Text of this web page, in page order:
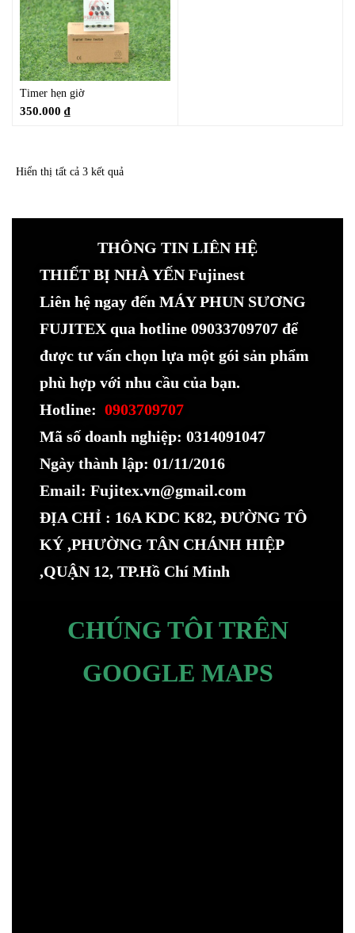
Timer hẹn giờ
350.000 ₫
Hiển thị tất cả 3 kết quả
THÔNG TIN LIÊN HỆ
THIẾT BỊ NHÀ YẾN Fujinest
Liên hệ ngay đến MÁY PHUN SƯƠNG
FUJITEX qua hotline 09033709707 để
được tư vấn chọn lựa một gói sản phẩm
phù hợp với nhu cầu của bạn.
Hotline: 0903709707
Mã số doanh nghiệp: 0314091047
Ngày thành lập: 01/11/2016
Email: Fujitex.vn@gmail.com
ĐỊA CHỈ : 16A KDC K82, ĐƯỜNG TÔ
KÝ ,PHƯỜNG TÂN CHÁNH HIỆP
,QUẬN 12, TP.Hồ Chí Minh
CHÚNG TÔI TRÊN
GOOGLE MAPS